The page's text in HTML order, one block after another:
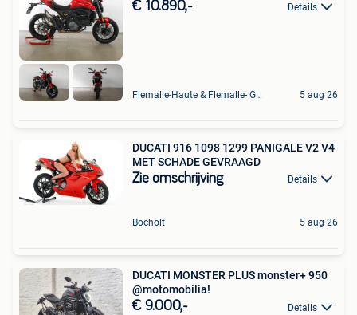
€ 10.890,- Details
Flemalle-Haute & Flemalle- Grande & Partie Awirs 5 aug 26
DUCATI 916 1098 1299 PANIGALE V2 V4
MET SCHADE GEVRAAGD
Zie omschrijving Details
Bocholt 5 aug 26
DUCATI MONSTER PLUS monster+ 950
@motomobilia!
€ 9.000,- Details